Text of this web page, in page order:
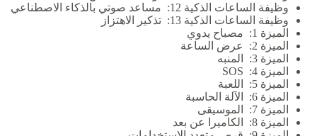
وظيفة الساعات الذكية 12:
مساعد صوتي بالذكاء الاصطناعي
وظيفة الساعات الذكية 13:
تذكير الاهتزاز
الميزة 1:
مصباح يدوي
الميزة 2:
عرض الساعة
الميزة 3:
المنبه
الميزة 4:
SOS
الميزة 5:
اللعبة
الميزة 6:
الآلة الحاسبة
الميزة 7:
الموسيقى
الميزة 8:
الكاميرا عن بعد